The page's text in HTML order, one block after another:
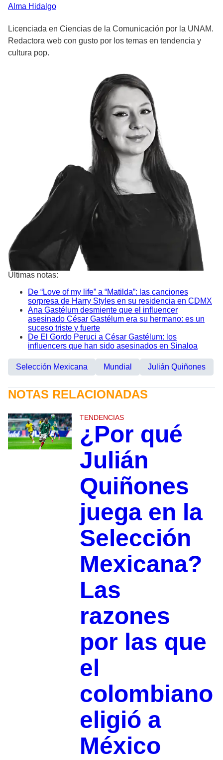
Alma Hidalgo
Licenciada en Ciencias de la Comunicación por la UNAM.
Redactora web con gusto por los temas en tendencia y
cultura pop.
Últimas notas:
De “Love of my life” a “Matilda”: las canciones
sorpresa de Harry Styles en su residencia en CDMX
Ana Gastélum desmiente que el influencer
asesinado César Gastélum era su hermano: es un
suceso triste y fuerte
De El Gordo Peruci a César Gastélum: los
influencers que han sido asesinados en Sinaloa
Selección Mexicana Mundial Julián Quiñones
NOTAS RELACIONADAS
TENDENCIAS
¿Por qué
Julián
Quiñones
juega en la
Selección
Mexicana?
Las
razones
por las que
el
colombiano
eligió a
México